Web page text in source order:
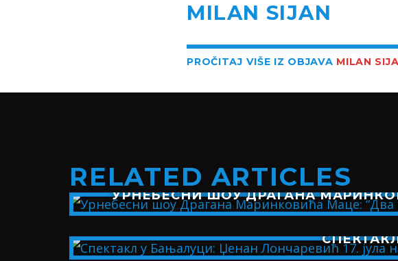
MILAN SIJAN
PROČITAJ VIŠE IZ OBJAVA MILAN
RELATED ARTICLES
УРНЕБЕСНИ ШОУ ДРАГАНА